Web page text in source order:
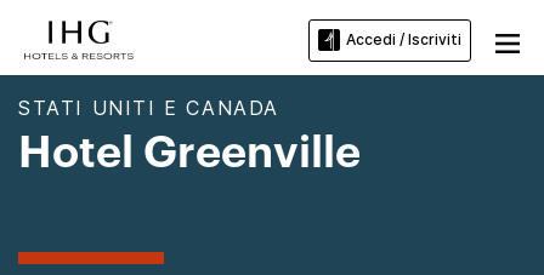
Accedi / Iscriviti
STATI UNITI E CANADA
Hotel Greenville